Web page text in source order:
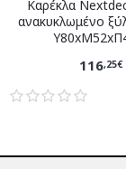
Καρέκλα
ανακυκλωμένο
116,25€